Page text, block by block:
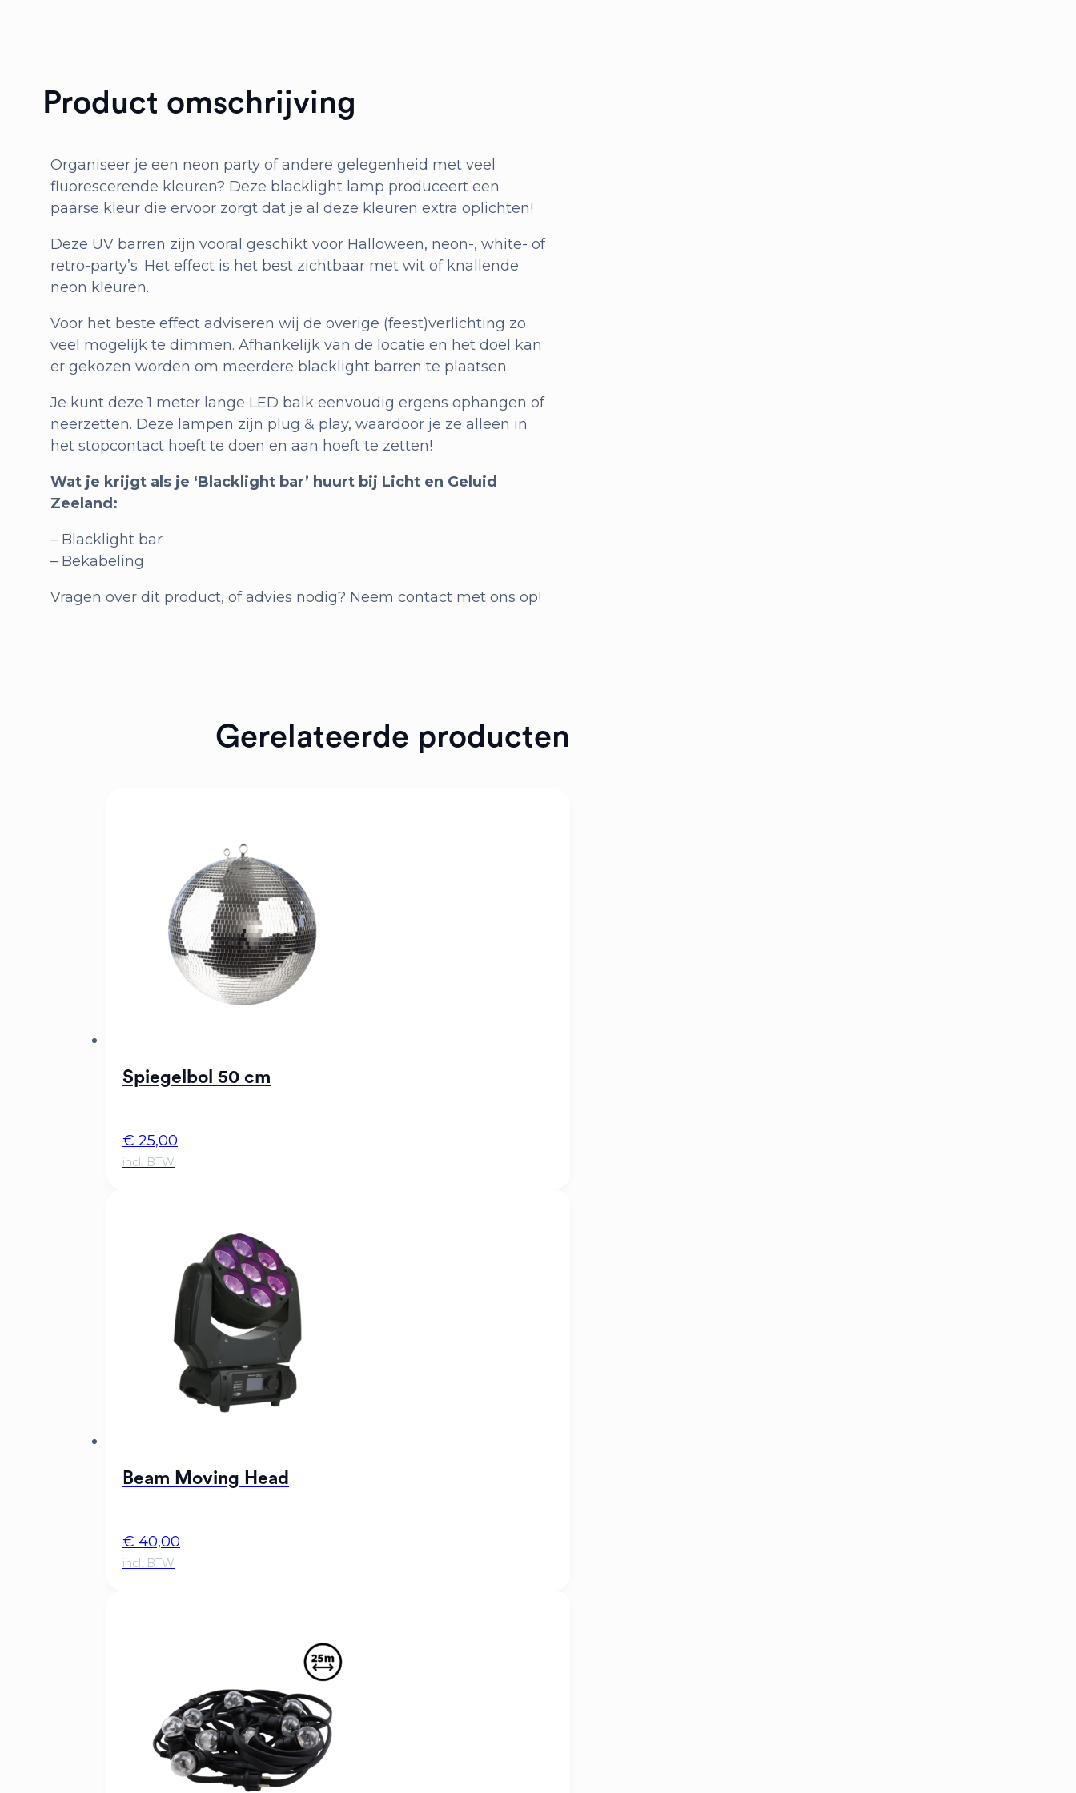
Product omschrijving
Organiseer je een neon party of andere gelegenheid met veel
fluorescerende kleuren? Deze blacklight lamp produceert een
paarse kleur die ervoor zorgt dat je al deze kleuren extra oplichten!
Deze UV barren zijn vooral geschikt voor Halloween, neon-, white- of
retro-party’s. Het effect is het best zichtbaar met wit of knallende
neon kleuren.
Voor het beste effect adviseren wij de overige (feest)verlichting zo
veel mogelijk te dimmen. Afhankelijk van de locatie en het doel kan
er gekozen worden om meerdere blacklight barren te plaatsen.
Je kunt deze 1 meter lange LED balk eenvoudig ergens ophangen of
neerzetten. Deze lampen zijn plug & play, waardoor je ze alleen in
het stopcontact hoeft te doen en aan hoeft te zetten!
Wat je krijgt als je ‘Blacklight bar’ huurt bij Licht en Geluid
Zeeland:
– Blacklight bar
– Bekabeling
Vragen over dit product, of advies nodig? Neem contact met ons op!
Gerelateerde producten
Spiegelbol 50 cm
€ 25,00
Beam Moving Head
€ 40,00